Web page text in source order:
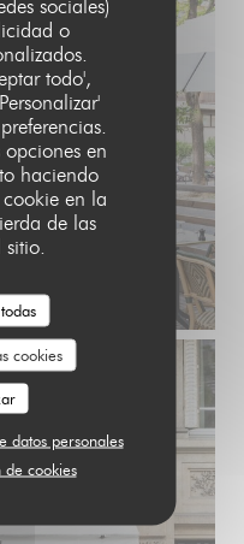
sociales)
o
todo',
opciones en
haciendo
en la
de las
cookies
datos personales
de cookies
17